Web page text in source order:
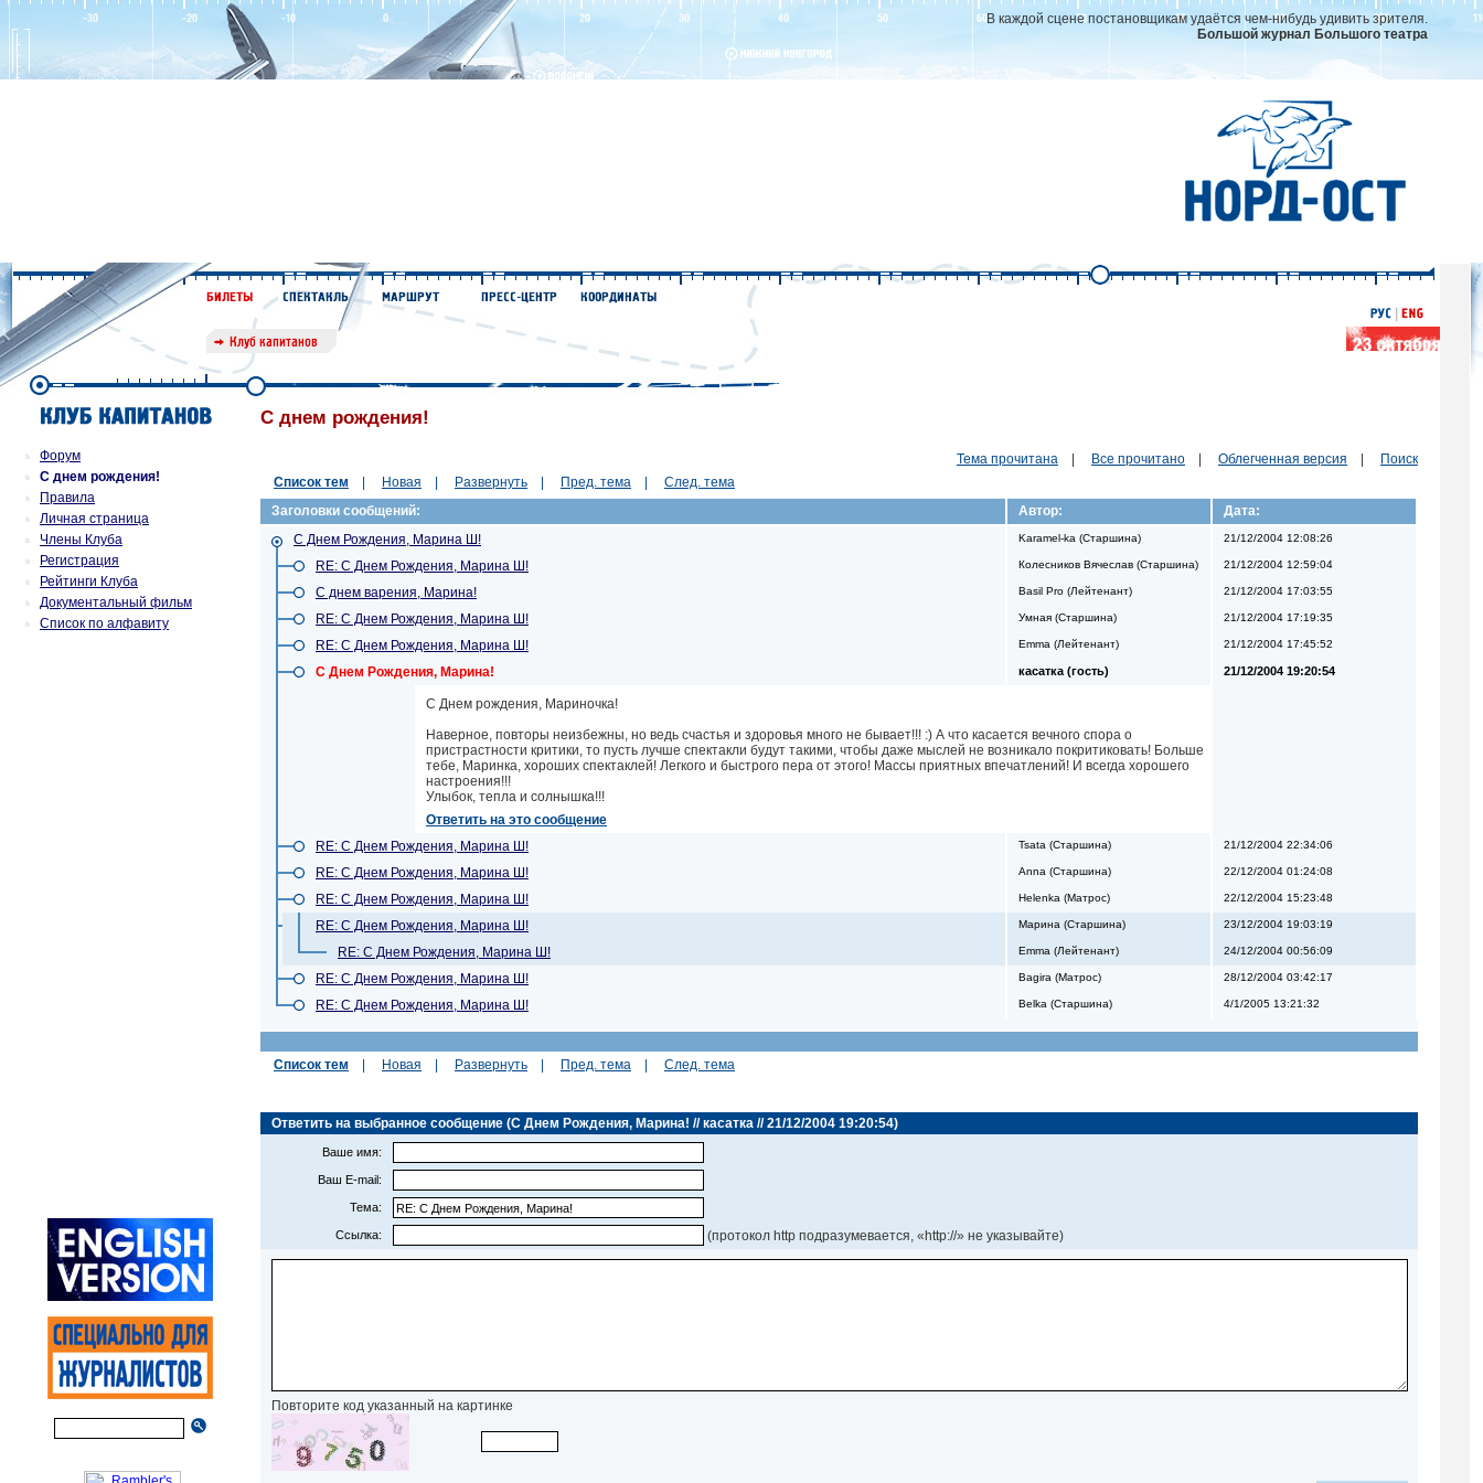
В каждой сцене постановщикам удаётся чем-нибудь удивить зрителя.
Большой журнал Большого театра
Форум
С днем рождения!
Правила
Личная страница
Члены Клуба
Регистрация
Рейтинги Клуба
Документальный фильм
Список по алфавиту
С днем рождения!
Тема прочитана Все прочитано Облегченная версия
Поиск
Список тем
Новая Развернуть Пред. тема
След. тема
Заголовки сообщений:
Автор:
Дата:
С Днем Рождения, Марина Ш!
Karamel-ka (Старшина) 21/12/2004 12:08:26
RE: С Днем Рождения, Марина Ш! Колесников Вячеслав (Старшина) 21/12/2004 12:59:04
С днем варения, Марина! Basil Pro (Лейтенант) 21/12/2004 17:03:55
RE: С Днем Рождения, Марина Ш! Умная (Старшина) 21/12/2004 17:19:35
RE: С Днем Рождения, Марина Ш! Emma (Лейтенант) 21/12/2004 17:45:52
С Днем Рождения, Марина! касатка (гость) 21/12/2004 19:20:54
C Днем рождения, Мариночка!
Наверное, повторы неизбежны, но ведь счастья и здоровья много не бывает!!! :) А что касается вечного спора о
пристрастности критики, то пусть лучше спектакли будут такими, чтобы даже мыслей не возникало покритиковать! Больше
тебе, Маринка, хороших спектаклей! Легкого и быстрого пера от этого! Массы приятных впечатлений! И всегда хорошего
настроения!!!
Улыбок, тепла и солнышка!!!
Ответить на это сообщение
RE: С Днем Рождения, Марина Ш!
Tsata (Старшина) 21/12/2004 22:34:06
RE: С Днем Рождения, Марина Ш! Anna (Старшина) 22/12/2004 01:24:08
RE: С Днем Рождения, Марина Ш! Helenka (Матрос) 22/12/2004 15:23:48
RE: С Днем Рождения, Марина Ш! Марина (Старшина) 23/12/2004 19:03:19
RE: С Днем Рождения, Марина Ш! Emma (Лейтенант) 24/12/2004 00:56:09
RE: С Днем Рождения, Марина Ш! Bagira (Матрос) 28/12/2004 03:42:17
RE: С Днем Рождения, Марина Ш! Belka (Старшина) 4/1/2005 13:21:32
Список тем Новая Развернуть Пред. тема След. тема
Ответить на выбранное сообщение (С Днем Рождения, Марина! // касатка // 21/12/2004 19:20:54)
Ваше имя:
Ваш E-mail:
Тема:
Ссылка: (протокол http подразумевается, «http://» не указывайте)
Повторите код указанный на картинке